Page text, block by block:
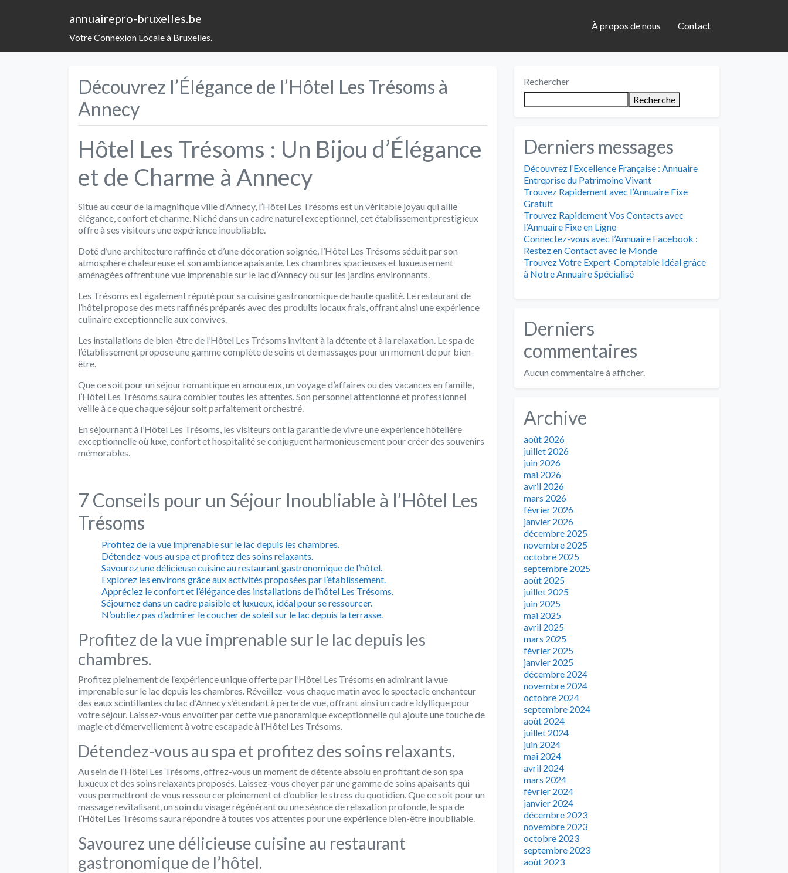
annuairepro-bruxelles.be
Votre Connexion Locale à Bruxelles.
À propos de nous Contact
Découvrez l’Élégance de l’Hôtel Les Trésoms à
Annecy
Hôtel Les Trésoms : Un Bijou d’Élégance
et de Charme à Annecy
Situé au cœur de la magnifique ville d’Annecy, l’Hôtel Les Trésoms est un véritable joyau qui allie
élégance, confort et charme. Niché dans un cadre naturel exceptionnel, cet établissement prestigieux
offre à ses visiteurs une expérience inoubliable.
Doté d’une architecture raffinée et d’une décoration soignée, l’Hôtel Les Trésoms séduit par son
atmosphère chaleureuse et son ambiance apaisante. Les chambres spacieuses et luxueusement
aménagées offrent une vue imprenable sur le lac d’Annecy ou sur les jardins environnants.
Les Trésoms est également réputé pour sa cuisine gastronomique de haute qualité. Le restaurant de
l’hôtel propose des mets raffinés préparés avec des produits locaux frais, offrant ainsi une expérience
culinaire exceptionnelle aux convives.
Les installations de bien-être de l’Hôtel Les Trésoms invitent à la détente et à la relaxation. Le spa de
l’établissement propose une gamme complète de soins et de massages pour un moment de pur bien-
être.
Que ce soit pour un séjour romantique en amoureux, un voyage d’affaires ou des vacances en famille,
l’Hôtel Les Trésoms saura combler toutes les attentes. Son personnel attentionné et professionnel
veille à ce que chaque séjour soit parfaitement orchestré.
En séjournant à l’Hôtel Les Trésoms, les visiteurs ont la garantie de vivre une expérience hôtelière
exceptionnelle où luxe, confort et hospitalité se conjuguent harmonieusement pour créer des souvenirs
mémorables.
7 Conseils pour un Séjour Inoubliable à l’Hôtel Les
Trésoms
Profitez de la vue imprenable sur le lac depuis les chambres.
Détendez-vous au spa et profitez des soins relaxants.
Savourez une délicieuse cuisine au restaurant gastronomique de l’hôtel.
Explorez les environs grâce aux activités proposées par l’établissement.
Appréciez le confort et l’élégance des installations de l’hôtel Les Trésoms.
Séjournez dans un cadre paisible et luxueux, idéal pour se ressourcer.
N’oubliez pas d’admirer le coucher de soleil sur le lac depuis la terrasse.
Profitez de la vue imprenable sur le lac depuis les
chambres.
Profitez pleinement de l’expérience unique offerte par l’Hôtel Les Trésoms en admirant la vue
imprenable sur le lac depuis les chambres. Réveillez-vous chaque matin avec le spectacle enchanteur
des eaux scintillantes du lac d’Annecy s’étendant à perte de vue, offrant ainsi un cadre idyllique pour
votre séjour. Laissez-vous envoûter par cette vue panoramique exceptionnelle qui ajoute une touche de
magie et d’émerveillement à votre escapade à l’Hôtel Les Trésoms.
Détendez-vous au spa et profitez des soins relaxants.
Au sein de l’Hôtel Les Trésoms, offrez-vous un moment de détente absolu en profitant de son spa
luxueux et des soins relaxants proposés. Laissez-vous choyer par une gamme de soins apaisants qui
vous permettront de vous ressourcer pleinement et d’oublier le stress du quotidien. Que ce soit pour un
massage revitalisant, un soin du visage régénérant ou une séance de relaxation profonde, le spa de
l’Hôtel Les Trésoms saura répondre à toutes vos attentes pour une expérience bien-être inoubliable.
Savourez une délicieuse cuisine au restaurant
gastronomique de l’hôtel.
Rechercher
Recherche
Derniers messages
Découvrez l’Excellence Française : Annuaire
Entreprise du Patrimoine Vivant
Trouvez Rapidement avec l’Annuaire Fixe
Gratuit
Trouvez Rapidement Vos Contacts avec
l’Annuaire Fixe en Ligne
Connectez-vous avec l’Annuaire Facebook :
Restez en Contact avec le Monde
Trouvez Votre Expert-Comptable Idéal grâce
à Notre Annuaire Spécialisé
Derniers
commentaires
Aucun commentaire à afficher.
Archive
août 2026
juillet 2026
juin 2026
mai 2026
avril 2026
mars 2026
février 2026
janvier 2026
décembre 2025
novembre 2025
octobre 2025
septembre 2025
août 2025
juillet 2025
juin 2025
mai 2025
avril 2025
mars 2025
février 2025
janvier 2025
décembre 2024
novembre 2024
octobre 2024
septembre 2024
août 2024
juillet 2024
juin 2024
mai 2024
avril 2024
mars 2024
février 2024
janvier 2024
décembre 2023
novembre 2023
octobre 2023
septembre 2023
août 2023